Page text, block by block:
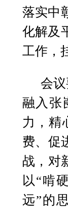
落实中
化解及
工作，
会
融入张
力，精
费、促
战，对
以“啃
远”的